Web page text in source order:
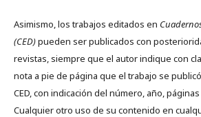
Asimismo, los trabajos editados en
(CED)pueden ser publicados con
revistas, siempre que el autor indique con
nota a pie de página que el trabajo se
CED, con indicación del número, año,
Cualquier otro uso de su contenido en